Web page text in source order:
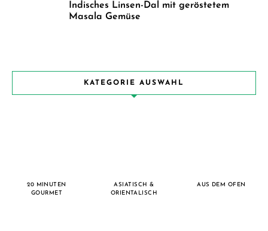
Indisches Linsen-Dal mit geröstetem
Masala Gemüse
KATEGORIE AUSWAHL
20 MINUTEN
GOURMET
ASIATISCH &
ORIENTALISCH
AUS DEM OFEN